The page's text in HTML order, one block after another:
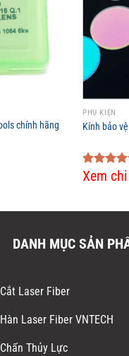
chính hãng
PHỤ KIỆN
Kính bảo
Rated
Xem
DANH MỤC SẢN
Laser Fiber
Laser Fiber VNTECH
Thủy Lực